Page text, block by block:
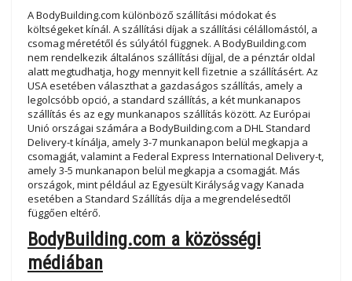
A BodyBuilding.com különböző szállítási módokat és
költségeket kínál. A szállítási díjak a szállítási célállomástól, a
csomag méretétől és súlyától függnek. A BodyBuilding.com
nem rendelkezik általános szállítási díjjal, de a pénztár oldal
alatt megtudhatja, hogy mennyit kell fizetnie a szállításért. Az
USA esetében választhat a gazdaságos szállítás, amely a
legolcsóbb opció, a standard szállítás, a két munkanapos
szállítás és az egy munkanapos szállítás között. Az Európai
Unió országai számára a BodyBuilding.com a DHL Standard
Delivery-t kínálja, amely 3-7 munkanapon belül megkapja a
csomagját, valamint a Federal Express International Delivery-t,
amely 3-5 munkanapon belül megkapja a csomagját. Más
országok, mint például az Egyesült Királyság vagy Kanada
esetében a Standard Szállítás díja a megrendelésedtől
függően eltérő.
BodyBuilding.com a közösségi
médiában